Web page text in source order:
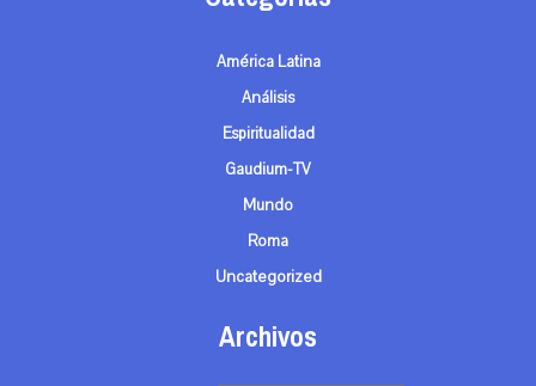
América Latina
Análisis
Espiritualidad
Gaudium-TV
Mundo
Roma
Uncategorized
Archivos